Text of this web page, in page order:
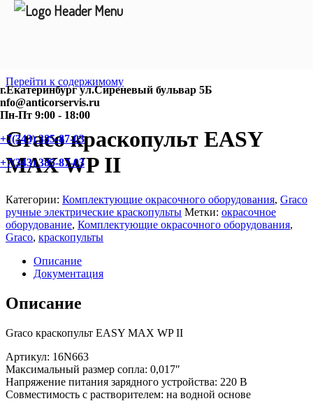
Перейти к содержимому
Graco краскопульт EASY
MAX WP II
Категории: Комплектующие окрасочного оборудования, Graco
ручные электрические краскопульты Метки: окрасочное
оборудование, Комплектующие окрасочного оборудования,
Graco, краскопульты
Описание
Документация
Описание
Graco краскопульт EASY MAX WP II
Артикул: 16N663
Максимальный размер сопла: 0,017″
Напряжение питания зарядного устройства: 220 B
Совместимость с растворителем: на водной основе
г.Екатеринбург ул.Сиреневый бульвар 5Б
nfo@anticorservis.ru
Пн-Пт 9:00 - 18:00
+7(343) 385-87-03
+7(343) 385-87-03